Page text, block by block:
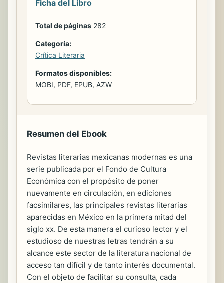
Ficha del Libro
Total de páginas 282
Categoría:
Crítica Literaria
Formatos disponibles:
MOBI, PDF, EPUB, AZW
Resumen del Ebook
Revistas literarias mexicanas modernas es una
serie publicada por el Fondo de Cultura
Económica con el propósito de poner
nuevamente en circulación, en ediciones
facsimilares, las principales revistas literarias
aparecidas en México en la primera mitad del
siglo xx. De esta manera el curioso lector y el
estudioso de nuestras letras tendrán a su
alcance este sector de la literatura nacional de
acceso tan difícil y de tanto interés documental.
Con el objeto de facilitar su consulta, cada